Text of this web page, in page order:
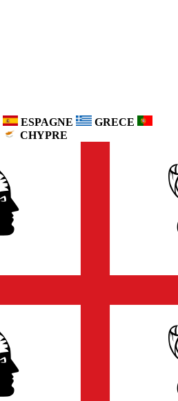
ESPAGNE
GRECE
CHYPRE